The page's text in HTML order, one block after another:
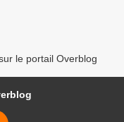
le portail Overblog